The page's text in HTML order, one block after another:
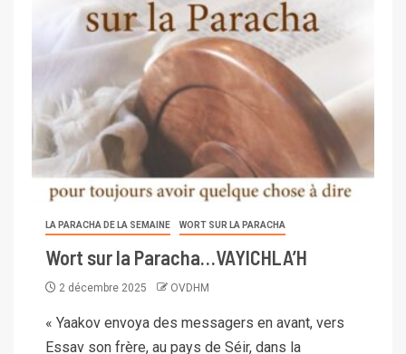
LA PARACHA DE LA SEMAINE WORT SUR LA PARACHA
Wort sur la Paracha…VAYICHLA’H
2 décembre 2025 OVDHM
« Yaakov envoya des messagers en avant, vers
Essav son frère, au pays de Séir, dans la